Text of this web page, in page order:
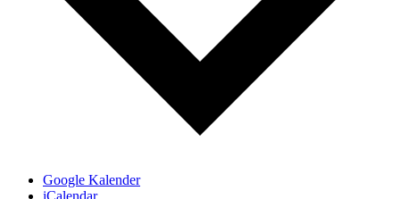
Google Kalender
iCalendar